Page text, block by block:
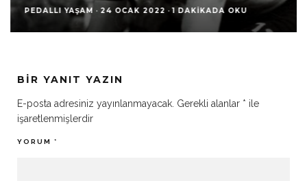
PEDALLI YAŞAM · 24 OCAK 2022 · 1 DAKIKADA OKU
BIR YANIT YAZIN
E-posta adresiniz yayınlanmayacak. Gerekli alanlar * ile
işaretlenmişlerdir
YORUM *